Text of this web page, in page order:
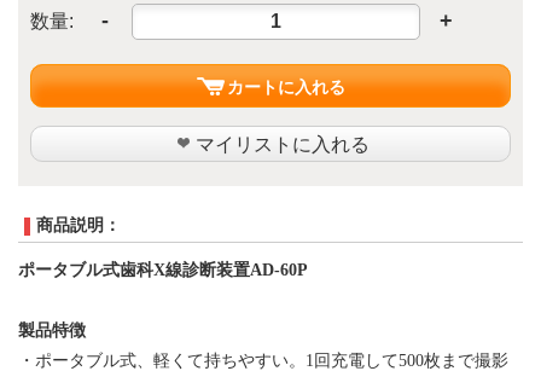
数量: - +
カートに入れる
マイリストに入れる
商品説明：
ポータブル式歯科X線診断装置AD-60P
製品特徴
・ポータブル式、軽くて持ちやすい。 1回充電して500枚まで撮影